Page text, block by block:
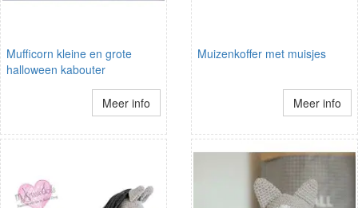
Mufficorn kleine en grote
halloween kabouter
Meer info
Muizenkoffer met muisjes
Meer info